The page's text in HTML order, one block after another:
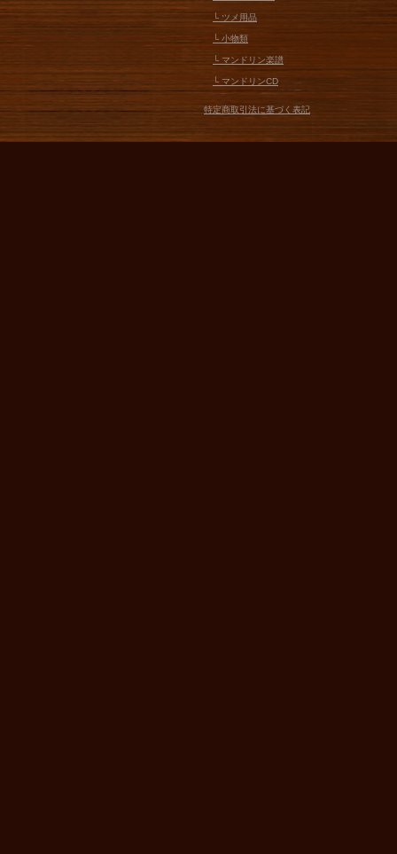
└ ツメ用品
└ 小物類
└ マンドリン楽譜
└ マンドリンCD
特定商取引法に基づく表記